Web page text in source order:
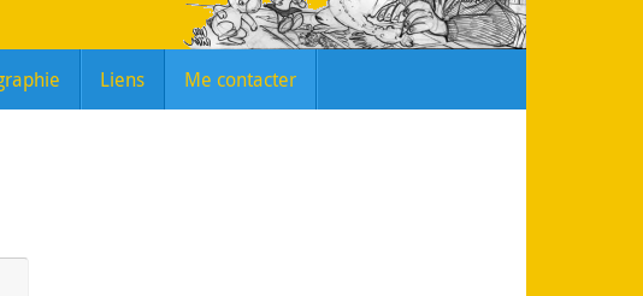
Liens Me contacter